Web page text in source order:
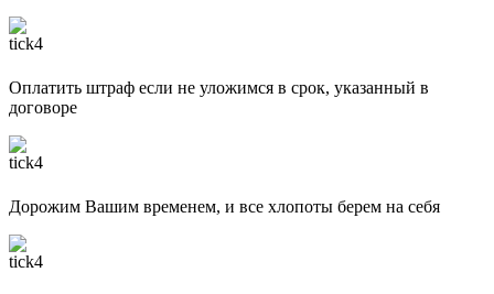
Оплатить штраф если не уложимся в срок, указанный в
договоре
Дорожим Вашим временем, и все хлопоты берем на себя